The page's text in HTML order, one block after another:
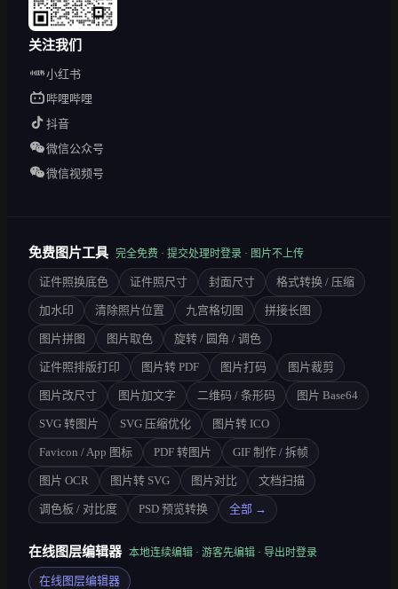
关注我们
小红书
哔哩哔哩
抖音
微信公众号
微信视频号
免费图片工具 完全免费 · 提交处理时登录 · 图片不上传
证件照换底色 证件照尺寸 封面尺寸 格式转换 / 压缩
加水印 清除照片位置 九宫格切图 拼接长图
图片拼图 图片取色 旋转 / 圆角 / 调色
证件照排版打印 图片转 PDF 图片打码 图片裁剪
图片改尺寸 图片加文字 二维码 / 条形码 图片 Base64
SVG 转图片 SVG 压缩优化 图片转 ICO
Favicon / App 图标 PDF 转图片 GIF 制作 / 拆帧
图片 OCR 图片转 SVG 图片对比 文档扫描
调色板 / 对比度 PSD 预览转换 全部 →
在线图层编辑器 本地连续编辑 · 游客先编辑 · 导出时登录
在线图层编辑器